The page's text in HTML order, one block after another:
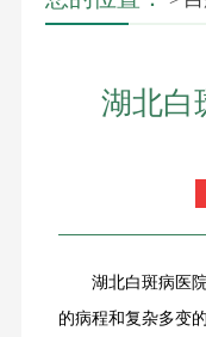
湖北白
湖北白斑病医院
的病程和复杂多变